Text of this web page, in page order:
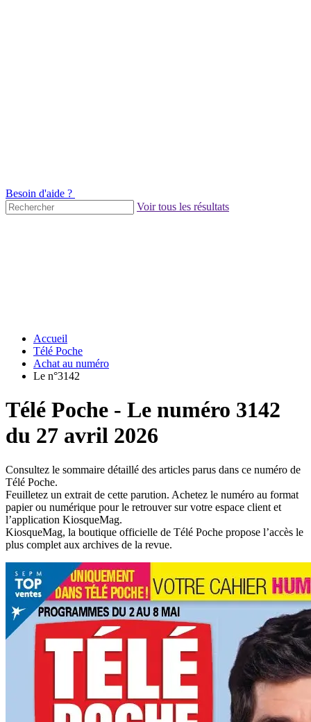
Besoin d'aide ?
Voir tous les résultats
Accueil
Télé Poche
Achat au numéro
Le n°3142
Télé Poche - Le numéro 3142
du 27 avril 2026
Consultez le sommaire détaillé des articles parus dans ce numéro de
Télé Poche.
Feuilletez un extrait de cette parution. Achetez le numéro au format
papier ou numérique pour le retrouver sur votre espace client et
l’application KiosqueMag.
KiosqueMag, la boutique officielle de Télé Poche propose l’accès le
plus complet aux archives de la revue.